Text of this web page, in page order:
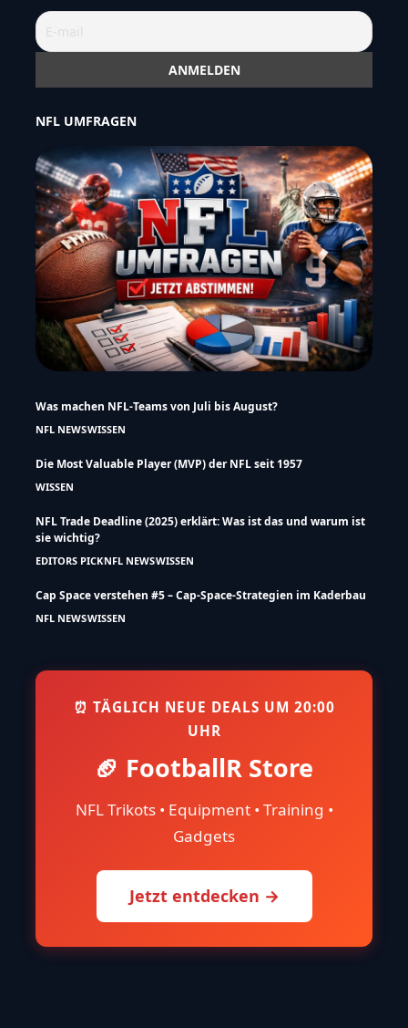
NFL UMFRAGEN
Was machen NFL-Teams von Juli bis August?
NFL NEWSWISSEN
Die Most Valuable Player (MVP) der NFL seit 1957
WISSEN
NFL Trade Deadline (2025) erklärt: Was ist das und warum ist
sie wichtig?
EDITORS PICKNFL NEWSWISSEN
Cap Space verstehen #5 – Cap-Space-Strategien im Kaderbau
NFL NEWSWISSEN
⏰ TÄGLICH NEUE DEALS UM 20:00
UHR
🏈 FootballR Store
NFL Trikots • Equipment • Training •
Gadgets
Jetzt entdecken →